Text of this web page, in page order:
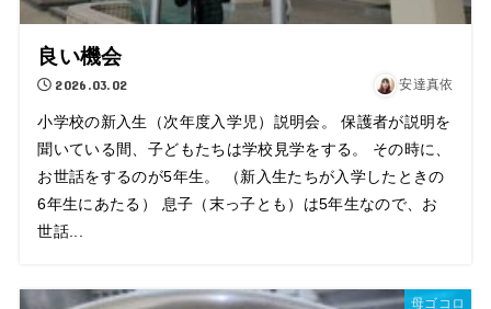
良い機会
2026.03.02 安達真依
小学校の新入生（次年度入学児）説明会。 保護者が説明を
聞いている間、子どもたちは学校見学をする。 その時に、
お世話をするのが5年生。 （新入生たちが入学したときの
6年生にあたる） 息子（末っ子とも）は5年生なので、お
世話...
母ゴコロ